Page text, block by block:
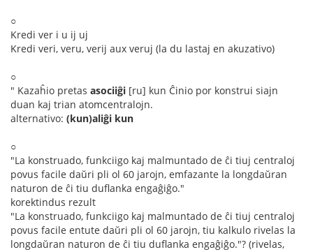
○
Kredi ver i u ij uj
Kredi veri, veru, verij aux veruj (la du lastaj en akuzativo)
○
" Kazaĥio pretas asociiĝi [ru] kun Ĉinio por konstrui siajn
duan kaj trian atomcentralojn.
alternativo: (kun)aliĝi kun
○
"La konstruado, funkciigo kaj malmuntado de ĉi tiuj centraloj
povus facile daŭri pli ol 60 jarojn, emfazante la longdaŭran
naturon de ĉi tiu duflanka engaĝiĝo."
korektindus rezult
"La konstruado, funkciigo kaj malmuntado de ĉi tiuj centraloj
povus facile entute daŭri pli ol 60 jarojn, tiu kalkulo rivelas la
longdaŭran naturon de ĉi tiu duflanka engaĝiĝo."? (rivelas,